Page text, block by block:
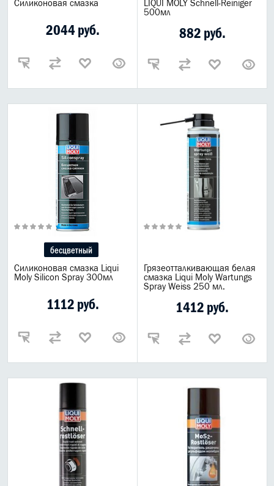
Силиконовая смазка
2044 руб.
LIQUI MOLY Schnell-Reiniger
500мл
882 руб.
бесцветный
Силиконовая смазка Liqui
Moly Silicon Spray 300мл
1112 руб.
Грязеотталкивающая белая
смазка Liqui Moly Wartungs
Spray Weiss 250 мл.
1412 руб.